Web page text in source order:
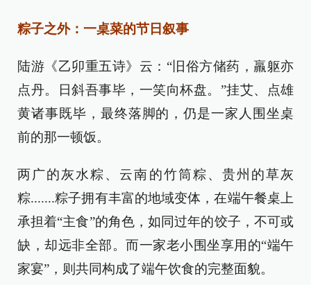
粽子之外：一桌菜的节日叙事
陆游《乙卯重五诗》云：“旧俗方储药，羸躯亦
点丹。日斜吾事毕，一笑向杯盘。”挂艾、点雄
黄诸事既毕，最终落脚的，仍是一家人围坐桌
前的那一顿饭。
两广的灰水粽、云南的竹筒粽、贵州的草灰
粽.......粽子拥有丰富的地域变体，在端午餐桌上
承担着“主食”的角色，如同过年的饺子，不可或
缺，却远非全部。而一家老小围坐享用的“端午
家宴”，则共同构成了端午饮食的完整面貌。